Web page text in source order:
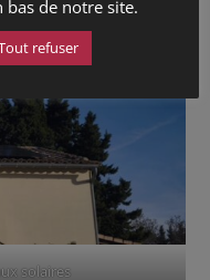
solaires
bas de notre site.
refuser